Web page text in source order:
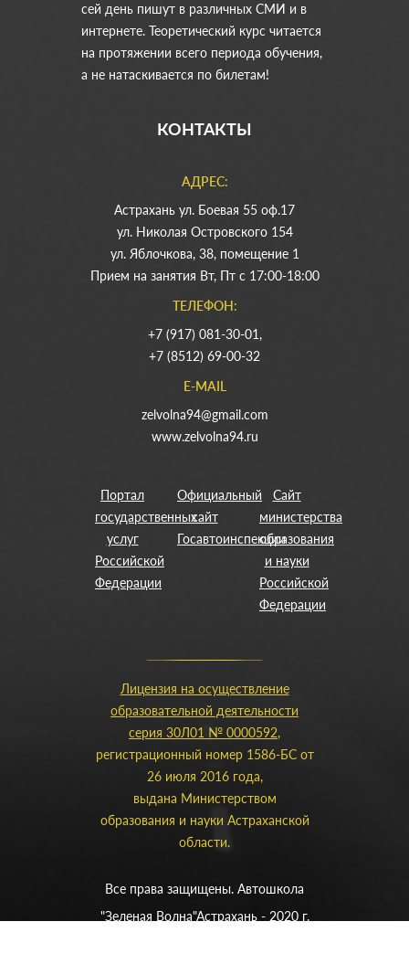
сей день пишут в различных СМИ и в
интернете. Теоретический курс читается
на протяжении всего периода обучения,
а не натаскивается по билетам!
КОНТАКТЫ
АДРЕС:
Астрахань ул. Боевая 55 оф.17
ул. Николая Островского 154
ул. Яблочкова, 38, помещение 1
Прием на занятия Вт, Пт с 17:00-18:00
ТЕЛЕФОН:
+7 (917) 081-30-01,
+7 (8512) 69-00-32
E-MAIL
zelvolna94@gmail.com
www.zelvolna94.ru
Портал
государственных
услуг
Российской
Федерации
Официальный
сайт
Госавтоинспекции
Сайт
министерства
образования
и науки
Российской
Федерации
Лицензия на осуществление
образовательной деятельности
серия 30Л01 № 0000592,
регистрационный номер 1586-БС от
26 июля 2016 года,
выдана Министерством
образования и науки Астраханской
области.
Все права защищены. Автошкола
"Зеленая Волна"Астрахань - 2020 г.